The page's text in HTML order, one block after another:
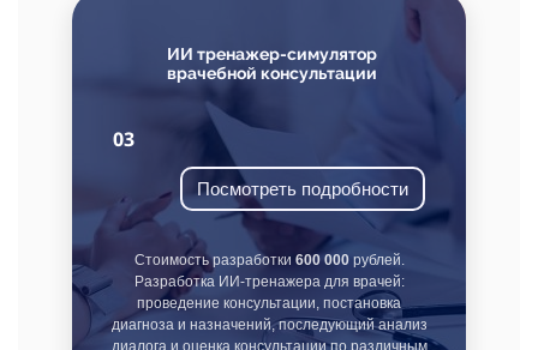
ИИ тренажер-симулятор
врачебной консультации
03
Посмотреть подробности
Стоимость разработки 600 000рублей.
Разработка ИИ-тренажера для врачей:
проведение консультации, постановка
диагноза и назначений, последующий анализ
диалога и оценка консультации по различным